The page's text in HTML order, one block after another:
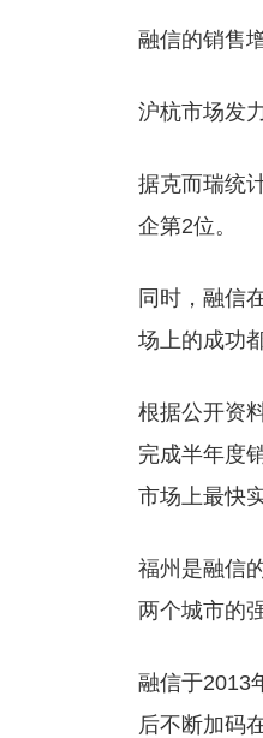
融信的销售
沪杭市场发
据克而瑞统
企第2位。
同时，融信
场上的成功
根据公开资
完成半年度
市场上最快
福州是融信
两个城市的
融信于2013
后不断加码